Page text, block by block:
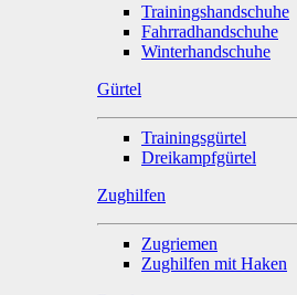
Trainingshandschuhe
Fahrradhandschuhe
Winterhandschuhe
Gürtel
Trainingsgürtel
Dreikampfgürtel
Zughilfen
Zugriemen
Zughilfen mit Haken